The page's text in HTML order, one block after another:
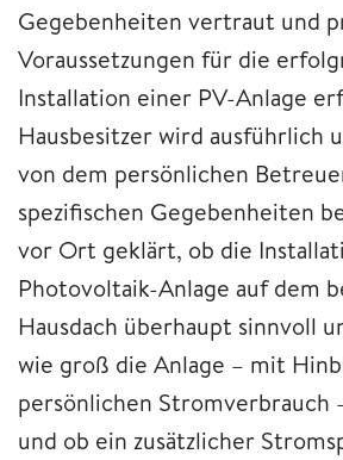
Gegebenheiten vertraut und
Voraussetzungen für die
Installation einer PV-Anlage
Hausbesitzer wird ausführlich
von dem persönlichen
spezifischen Gegebenheiten
vor Ort geklärt, ob die
Photovoltaik-Anlage auf dem
Hausdach überhaupt sinnvoll
wie groß die Anlage – mit
persönlichen Stromverbrauch
und ob ein zusätzlicher